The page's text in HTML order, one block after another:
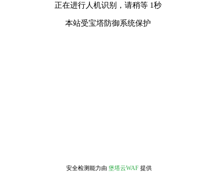
正在进行人机识别，请稍等 1秒
本站受宝塔防御系统保护
安全检测能力由 堡塔云WAF 提供